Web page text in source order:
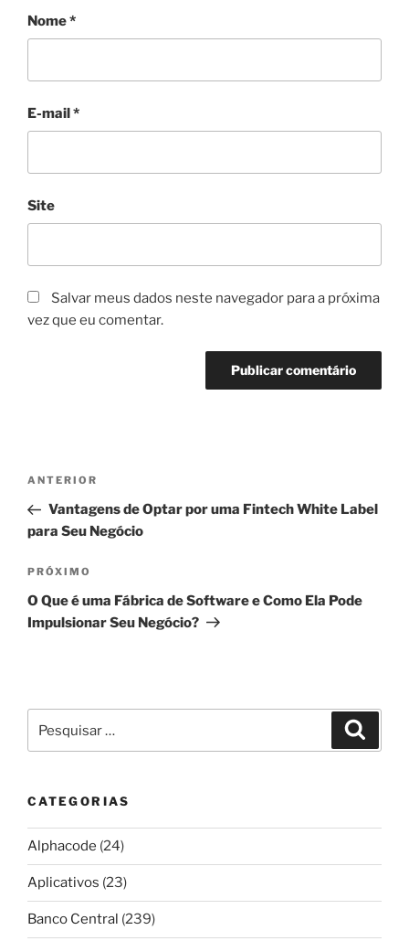
Nome*
E-mail*
Site
Salvar meus dados neste navegador para a próxima
vez que eu comentar.
Navegação
Post
Post
anterior
ANTERIOR
Vantagens de Optar por uma Fintech White Label
para Seu Negócio
Próximo
post
PRÓXIMO
O Que é uma Fábrica de Software e Como Ela Pode
Impulsionar Seu Negócio?
por:
CATEGORIAS
Alphacode (24)
Aplicativos (23)
Banco Central (239)